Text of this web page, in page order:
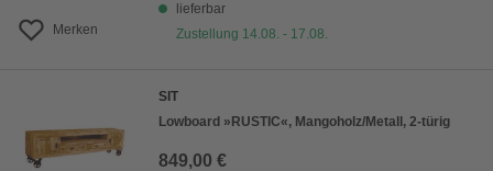
Merken
lieferbar
Zustellung 14.08. - 17.08.
SIT
Lowboard »RUSTIC«, Mangoholz/Metall, 2-türig
849,00 €